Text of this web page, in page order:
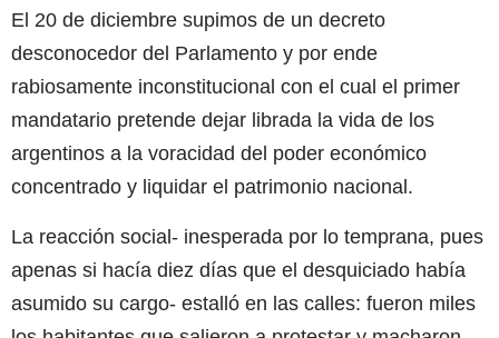
El 20 de diciembre supimos de un decreto
desconocedor del Parlamento y por ende
rabiosamente inconstitucional con el cual el primer
mandatario pretende dejar librada la vida de los
argentinos a la voracidad del poder económico
concentrado y liquidar el patrimonio nacional.
La reacción social- inesperada por lo temprana, pues
apenas si hacía diez días que el desquiciado había
asumido su cargo- estalló en las calles: fueron miles